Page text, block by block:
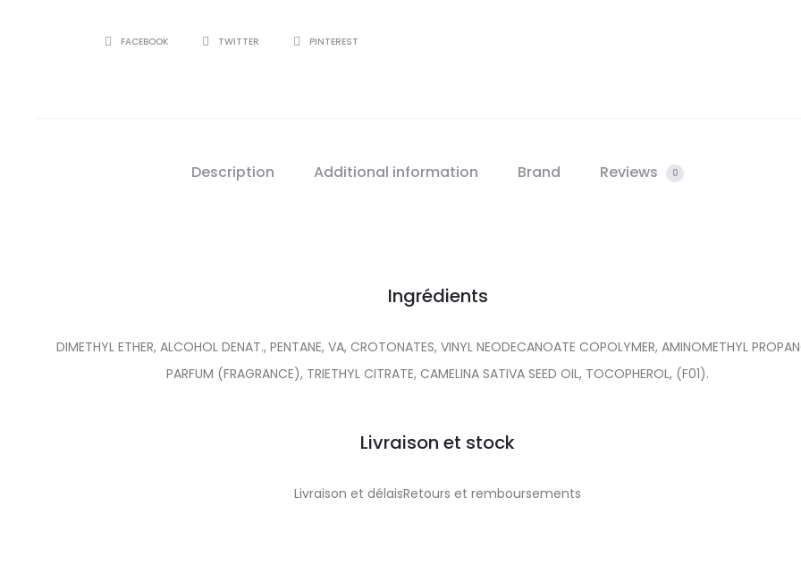
SHAREFACEBOOK TWITTER PINTEREST
Description Additional information Brand Reviews 0
Ingrédients
DIMETHYL ETHER, ALCOHOL DENAT., PENTANE, VA, CROTONATES, VINYL NEODECANOATE COPOLYMER, AMINOMETHYL
PARFUM (FRAGRANCE), TRIETHYL CITRATE, CAMELINA SATIVA SEED OIL, TOCOPHEROL, (F01).
Livraison et stock
Livraison et délaisRetours et remboursements